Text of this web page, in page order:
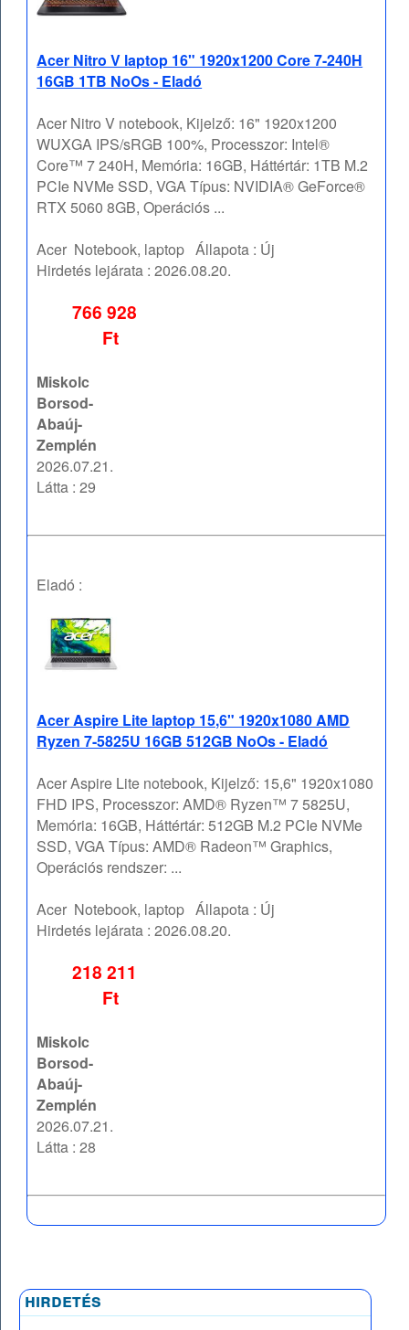
Acer Nitro V laptop 16" 1920x1200 Core 7-240H
16GB 1TB NoOs - Eladó
Acer Nitro V notebook, Kijelző: 16" 1920x1200
WUXGA IPS/sRGB 100%, Processzor: Intel®
Core™ 7 240H, Memória: 16GB, Háttértár: 1TB M.2
PCIe NVMe SSD, VGA Típus: NVIDIA® GeForce®
RTX 5060 8GB, Operációs ...
Acer Notebook, laptop Állapota : Új
Hirdetés lejárata :2026.08.20.
766 928
Ft
Miskolc
Borsod-
Abaúj-
Zemplén
2026.07.21.
Látta : 29
Eladó :
Acer Aspire Lite laptop 15,6" 1920x1080 AMD
Ryzen 7-5825U 16GB 512GB NoOs - Eladó
Acer Aspire Lite notebook, Kijelző: 15,6" 1920x1080
FHD IPS, Processzor: AMD® Ryzen™ 7 5825U,
Memória: 16GB, Háttértár: 512GB M.2 PCIe NVMe
SSD, VGA Típus: AMD® Radeon™ Graphics,
Operációs rendszer: ...
Acer Notebook, laptop Állapota : Új
Hirdetés lejárata :2026.08.20.
218 211
Ft
Miskolc
Borsod-
Abaúj-
Zemplén
2026.07.21.
Látta : 28
hirdetés